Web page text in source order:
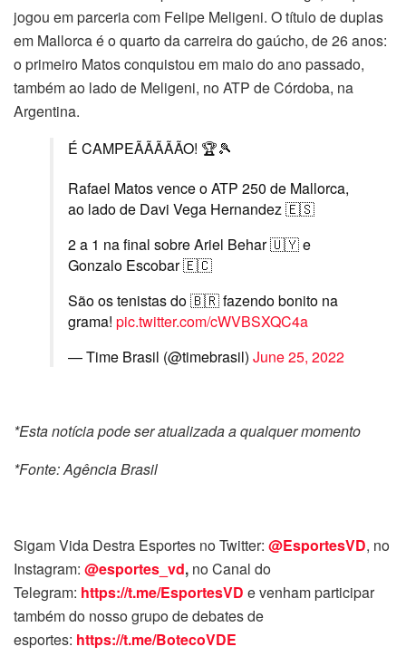
jogou em parceria com Felipe Meligeni. O título de duplas
em Mallorca é o quarto da carreira do gaúcho, de 26 anos:
o primeiro Matos conquistou em maio do ano passado,
também ao lado de Meligeni, no ATP de Córdoba, na
Argentina.
É CAMPEÃÃÃÃÃO! 🏆🎾
Rafael Matos vence o ATP 250 de Mallorca,
ao lado de Davi Vega Hernandez 🇪🇸
2 a 1 na final sobre Ariel Behar 🇺🇾 e
Gonzalo Escobar 🇪🇨
São os tenistas do 🇧🇷 fazendo bonito na
grama! pic.twitter.com/cWVBSXQC4a
— Time Brasil (@timebrasil) June 25, 2022
*Esta notícia pode ser atualizada a qualquer momento
*Fonte: Agência Brasil
Sigam Vida Destra Esportes no Twitter: @EsportesVD, no
Instagram: @esportes_vd, no Canal do
Telegram: https://t.me/EsportesVD e venham participar
também do nosso grupo de debates de
esportes: https://t.me/BotecoVDE